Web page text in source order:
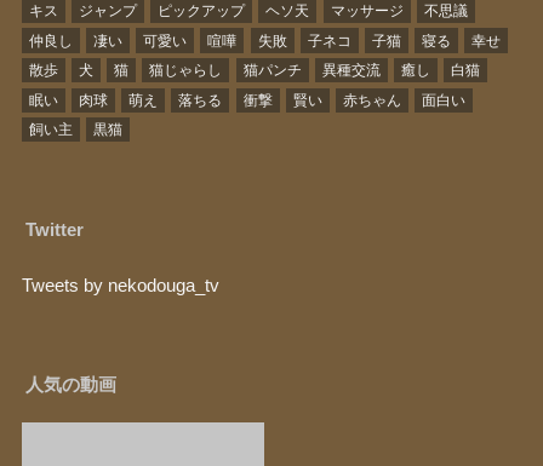
キス
ジャンプ ピックアップ ヘソ天 マッサージ
不思議
仲良し
凄い 可愛い 喧嘩 失敗 子ネコ 子猫 寝る
幸せ
散歩
犬 猫 猫じゃらし 猫パンチ 異種交流 癒し
白猫
眠い
肉球 萌え 落ちる 衝撃 賢い 赤ちゃん
面白い
飼い主
黒猫
Twitter
Tweets by nekodouga_tv
人気の動画